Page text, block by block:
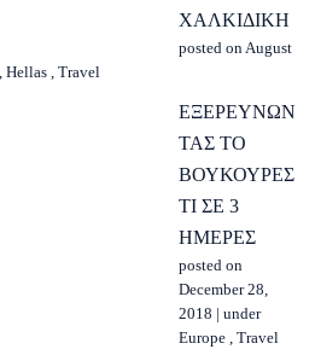
ΧΑΛΚΙΔΙΚΗ
posted on August
Hellas Travel
ΕΞΕΡΕΥΝΩΝ
ΤΑΣ ΤΟ
ΒΟΥΚΟΥΡΕΣ
ΤΙ ΣΕ 3
ΗΜΕΡΕΣ
posted on
December 28,
2018 | under
Europe
Travel